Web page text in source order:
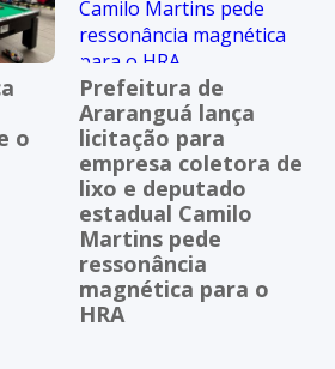
o
Prefeitura de
Araranguá lança
licitação para
empresa coletora de
lixo e deputado
estadual Camilo
Martins pede
ressonância
magnética para o
HRA